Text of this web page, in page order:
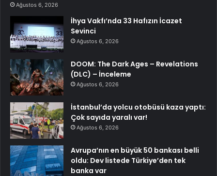
Ağustos 6, 2026
İhya Vakfı’nda 33 Hafızın İcazet
Sevinci
Ağustos 6, 2026
DOOM: The Dark Ages – Revelations
(DLC) – İnceleme
Ağustos 6, 2026
İstanbul’da yolcu otobüsü kaza yaptı:
Çok sayıda yaralı var!
Ağustos 6, 2026
Avrupa’nın en büyük 50 bankası belli
oldu: Dev listede Türkiye’den tek
banka var